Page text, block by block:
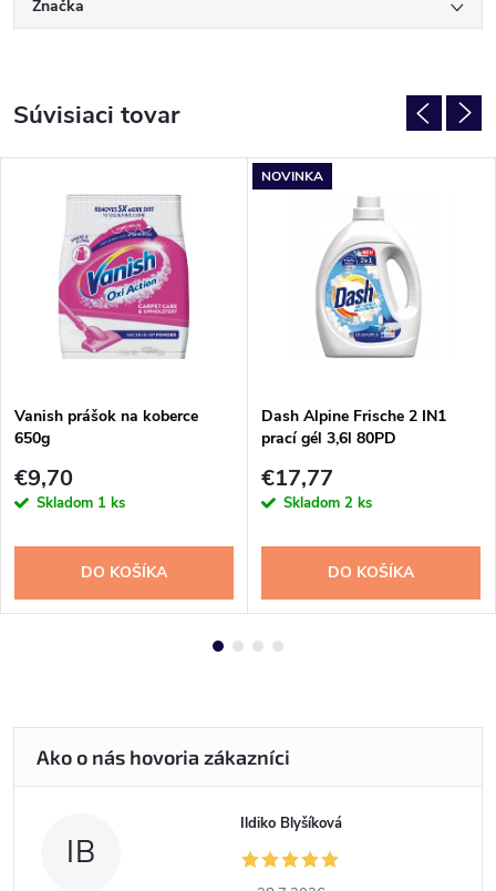
Značka
Súvisiaci tovar
Vanish prášok na koberce
650g
€9,70
Skladom 1 ks
DO KOŠÍKA
NOVINKA
Dash Alpine Frische 2 IN1
prací gél 3,6l 80PD
€17,77
Skladom 2 ks
DO KOŠÍKA
IB
Ildiko Blyšíková